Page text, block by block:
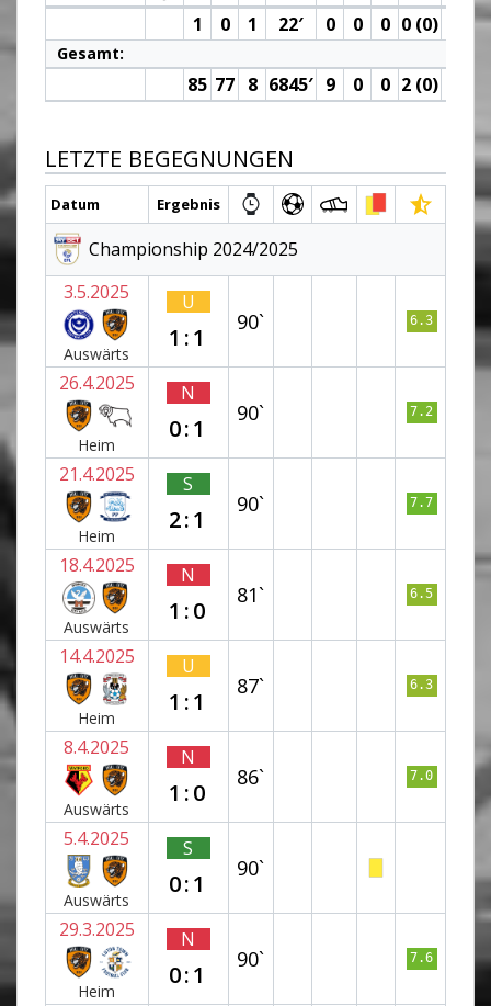
1
0 1 22′ 0 0 0 0 (0)
Gesamt:
85 77 8 6845′ 9 0 0 2 (0)
LETZTE BEGEGNUNGEN
Datum Ergebnis
Championship 2024/2025
3.5.2025
Auswärts
U
1:1
90` 6.3
26.4.2025
Heim
N
0:1
90` 7.2
21.4.2025
Heim
S
2:1
90` 7.7
18.4.2025
Auswärts
N
1:0
81` 6.5
14.4.2025
Heim
U
1:1
87` 6.3
8.4.2025
Auswärts
N
1:0
86` 7.0
5.4.2025
Auswärts
S
0:1
90`
29.3.2025
Heim
N
0:1
90` 7.6